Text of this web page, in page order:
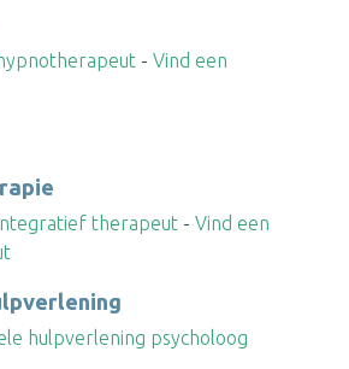
- Vind een
therapeut - Vind een
hulpverlening psycholoog